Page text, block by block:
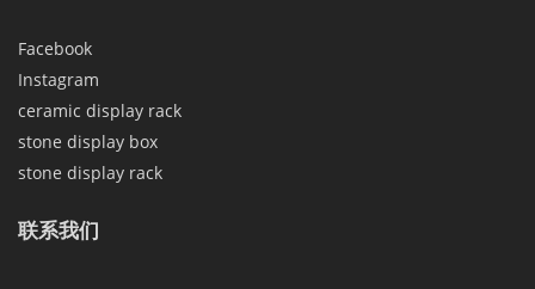
Facebook
Instagram
ceramic display rack
stone display box
stone display rack
联系我们